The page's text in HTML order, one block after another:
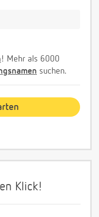
! Mehr als 6000
suchen.
Klick!